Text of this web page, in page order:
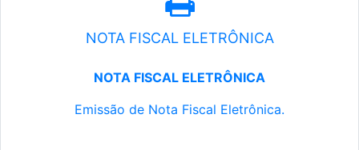
NOTA FISCAL ELETRÔNICA
NOTA FISCAL ELETRÔNICA
Emissão de Nota Fiscal Eletrônica.